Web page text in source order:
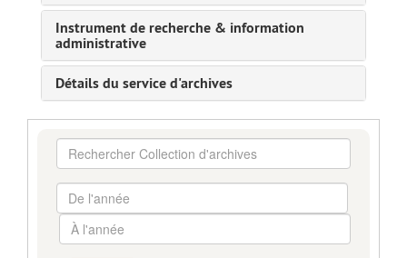
Instrument de recherche & information
administrative
Détails du service d'archives
Rechercher
Collection
d'archives
De
l'année
À
l'année